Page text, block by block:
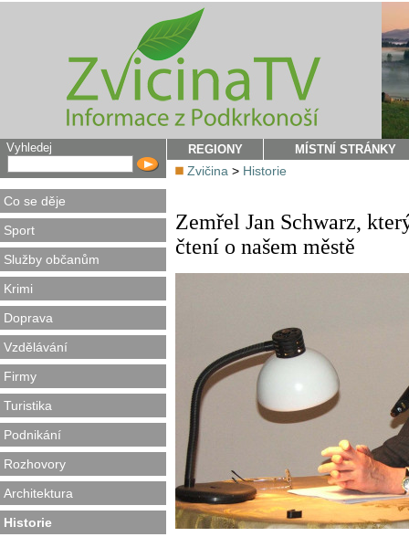
Vyhledej
Co se děje
Sport
Služby občanům
Krimi
Doprava
Vzdělávání
Firmy
Turistika
Podnikání
Rozhovory
Architektura
Historie
REGIONY MÍSTNÍ STRÁNKY
Zvičina > Historie
Zemřel Jan Schwarz,
čtení o našem městě